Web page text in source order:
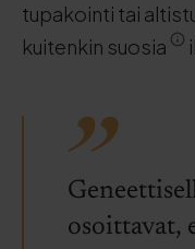
tupakointi tai
kuitenkin suosia
osoittavat,